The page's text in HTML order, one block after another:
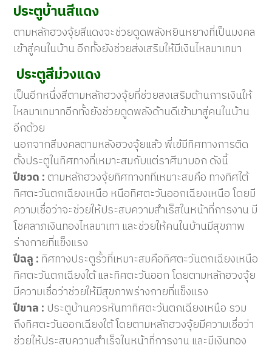
ประตูบ้านสีแดง
ตามหลักฮวงจุ้ยสีแดงจะช่วยดูดพลังหยินหยางที่เป็นมงคล
เข้าสู่คนในบ้าน อีกทั้งยังช่วยส่งเสริมให้มีเงินไหลมาเทมา
ประตูสีม่วงแดง
เป็นอีกหนึ่งสีตามหลักฮวงจุ้ยที่ช่วยสงเสริมด้านการเงินให้
ไหลมาเทมาทอีกทั้งยังช่วยดูดพลังด้านดีเข้ามาสู่คนในบ้าน
อีกด้วย
นอกจากสีมงคลตามหลังฮวงจุ้ยแล้ว พี่เข้มีทิศทางการติด
ตั้งประตูในทิศทางที่เหมาะสมกับแต่ราศีมาบอก ดังนี้
ปีชวด : ตามหลักฮวงจุ้ยทิศทางททีเหมาะสมคือ ทางทิศใต้
ทิศตะวันตกเฉียงเหนือ หนือทิศตะวันออกเฉียงเหนือ โดยมี
ความเชื่อว่าจะช่วยให้ประสบความสำเร็สในหน้าที่การงาน มี
โชคลาภเงินทองไหลมาเทา และช่วยให้คนในบ้านมีสุขภาพ
ร่างกายที่แข็งแรง
ปีฉลู : ทิศทางประตูรั้วที่เหมาะสมคือทิศตะวันตกเฉียงเหนือ
ทิศตะวันตกเฉียงใต้ และทิศตะวันออก โดยตามหลักฮวงจุ้ย
มีความเชื่อว่าช่วยให้มีสุขภาพร่างกายที่แข็งแรง
ปีขาล : ประตูบ้านควรหันทาทิศตะวันตกเฉียงเหนือ รวม
ถึงทิศตะวันออกเฉียงใต้ โดยตามหลักฮวงจุ้ยมีความเชื่อว่า
ช่วยให้ประสบความสำเร็จในหน้าที่การงาน และมีเงินทอง